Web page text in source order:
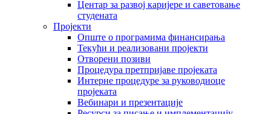
Центар за развој каријере и саветовање
студената
Пројекти
Опште о програмима финансирања
Текући и реализовани пројекти
Отворени позиви
Процедура претпријаве пројеката
Интерне процедуре за руководиоце
пројеката
Вебинари и презентације